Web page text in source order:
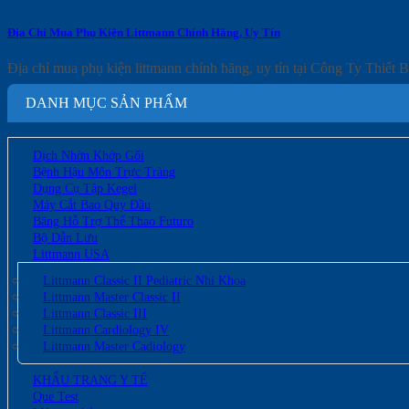
Địa Chỉ Mua Phụ Kiện Littmann Chính Hãng, Uy Tín
Địa chỉ mua phụ kiện littmann chính hãng, uy tín tại Công Ty Thiết
DANH MỤC SẢN PHẨM
Dịch Nhờn Khớp Gối
Bệnh Hậu Môn Trực Tràng
Dụng Cụ Tập Kegel
Máy Cắt Bao Quy Đầu
Băng Hỗ Trợ Thể Thao Futuro
Bộ Dẫn Lưu
Littmann USA
Littmann Classic II Pediatric Nhi Khoa
Littmann Master Classic II
Littmann Classic III
Littmann Cardiology IV
Littmann Master Cadiology
KHẨU TRANG Y TẾ
Que Test